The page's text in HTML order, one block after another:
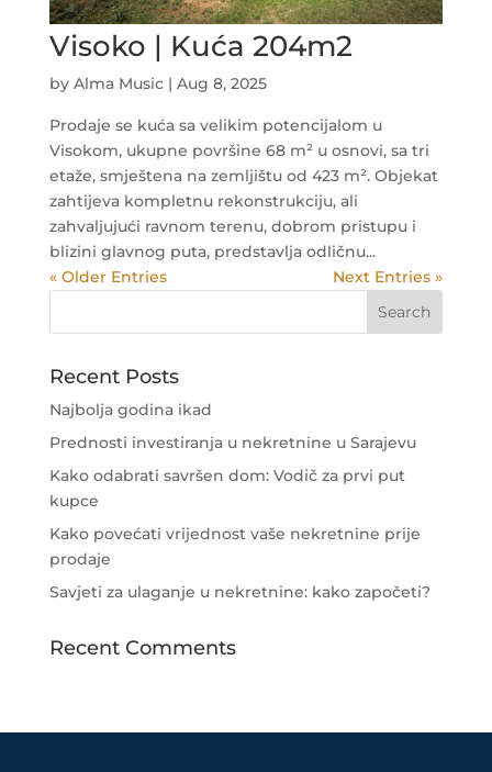
Visoko | Kuća 204m2
by Alma Music| Aug 8, 2025
Prodaje se kuća sa velikim potencijalom u
Visokom, ukupne površine 68 m² u osnovi, sa tri
etaže, smještena na zemljištu od 423 m². Objekat
zahtijeva kompletnu rekonstrukciju, ali
zahvaljujući ravnom terenu, dobrom pristupu i
blizini glavnog puta, predstavlja odličnu...
« Older Entries
Next Entries »
Recent Posts
Najbolja godina ikad
Prednosti investiranja u nekretnine u Sarajevu
Kako odabrati savršen dom: Vodič za prvi put
kupce
Kako povećati vrijednost vaše nekretnine prije
prodaje
Savjeti za ulaganje u nekretnine: kako započeti?
Recent Comments